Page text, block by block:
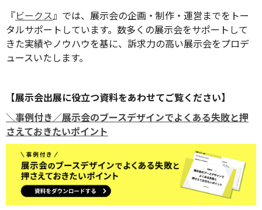
『ビークス』では、展示会の企画・制作・運営までをトー
タルサポートしています。数多くの展示会をサポートして
きた実績やノウハウを基に、訴求力の高い展示会をプロデ
ュースいたします。
【展示会出展に役立つ資料をあわせてご覧ください】
＼事例付き／展示会のブースデザインでよくある失敗と押
さえておきたいポイント